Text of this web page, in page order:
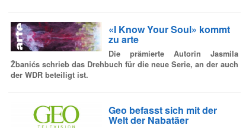
«I Know Your Soul» kommt
zu arte
Die prämierte Autorin Jasmila
Žbanićs schrieb das Drehbuch für die neue Serie, an der auch
der WDR beteiligt ist.
Geo befasst sich mit der
Welt der Nabatäer